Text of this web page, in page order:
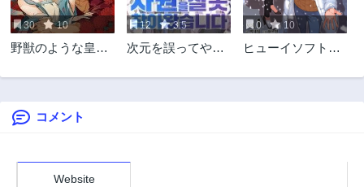
3年前 3年前
9話
3年前
8話
3年前
7話 6話
5話
3話
30 10
野獣のような皇太
る
12 3.5
次元を誤ってやっ
0 10
ヒューイソフトク
コメント
Website